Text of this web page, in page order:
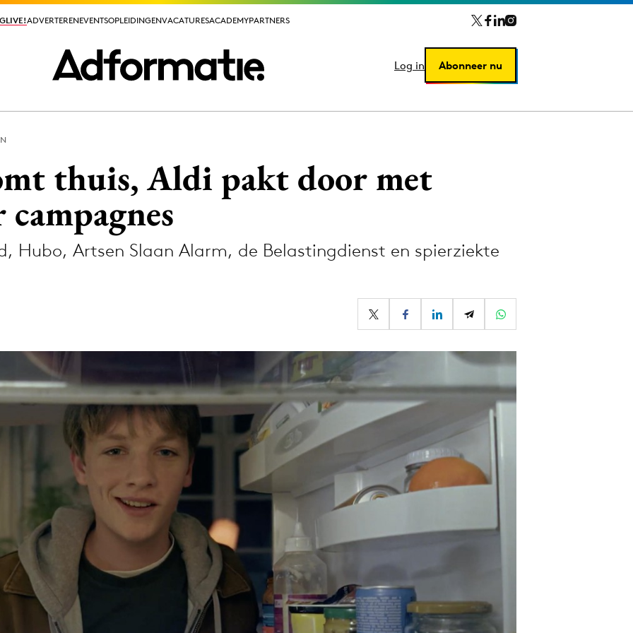
ADVERTERENEVENTSOPLEIDINGENVACATURESACADEMYPARTNERS
Log in Abonneer nu
ADVERTERENEVENTSOPLEIDINGENVACATURESACADEMYPARTNERS
Log in Abonneer nu
Media
thuis, Aldi pakt door met
Hubo, Artsen Slaan Alarm, de Belastingdienst en spierziekte